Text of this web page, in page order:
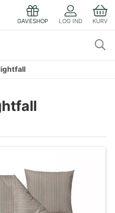
GAVESHOP LOG IND KURV